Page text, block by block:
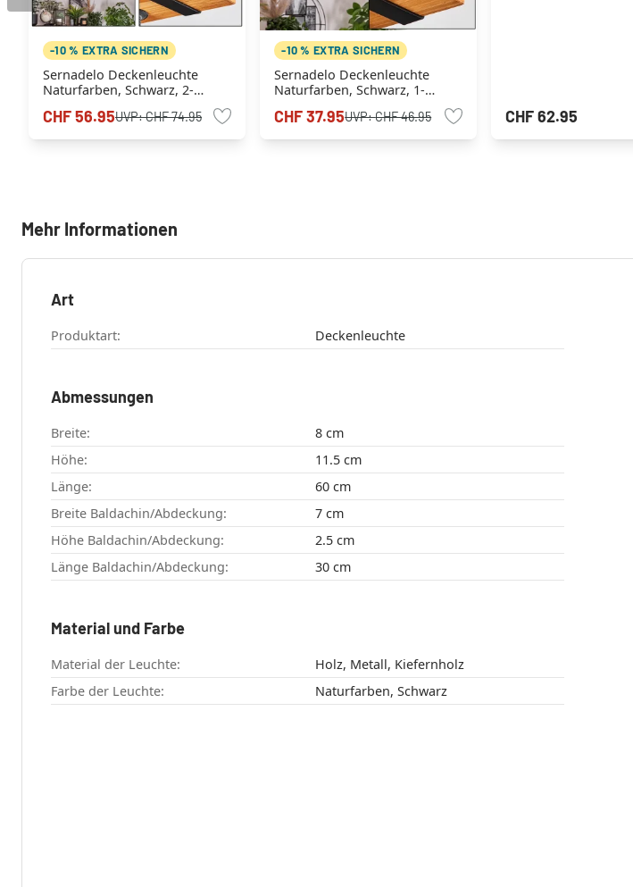
-10 % EXTRA SICHERN
Sernadelo Deckenleuchte
Naturfarben, Schwarz, 2-
CHF 56.95UVP:CHF 74.95
-10 % EXTRA SICHERN
Sernadelo Deckenleuchte
Naturfarben, Schwarz, 1-
CHF 37.95UVP:CHF 46.95 CHF 62.95
Mehr Informationen
Art
Produktart: Deckenleuchte
Abmessungen
Breite:
8 cm
Höhe:
11.5 cm
Länge:
60 cm
Breite Baldachin/Abdeckung:
7 cm
Höhe Baldachin/Abdeckung:
2.5 cm
Länge Baldachin/Abdeckung:
30 cm
Material und Farbe
Material der Leuchte:
Holz, Metall, Kiefernholz
Farbe der Leuchte:
Naturfarben, Schwarz